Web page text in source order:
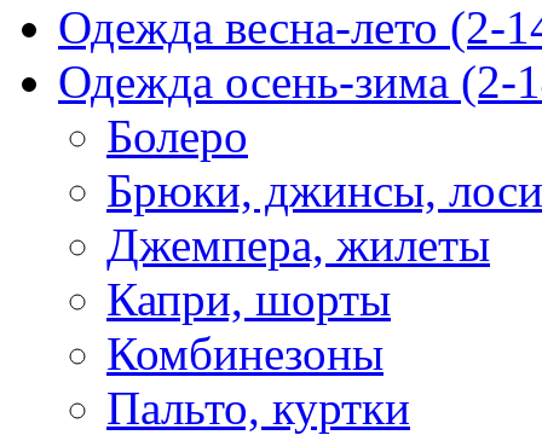
Одежда весна-лето (2-
Одежда осень-зима (2-
Болеро
Брюки, джинсы,
Джемпера, жилеты
Капри, шорты
Комбинезоны
Пальто, куртки